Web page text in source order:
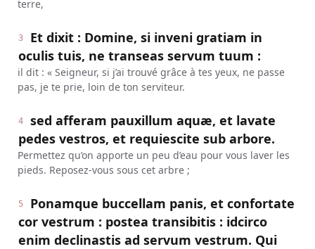
terre,
3
Et dixit : Domine, si inveni gratiam in
oculis tuis, ne transeas servum tuum :
il dit : « Seigneur, si j’ai trouvé grâce à tes yeux, ne passe
pas, je te prie, loin de ton serviteur.
4
sed afferam pauxillum aquæ, et lavate
pedes vestros, et requiescite sub arbore.
Permettez qu’on apporte un peu d’eau pour vous laver les
pieds. Reposez-vous sous cet arbre ;
5
Ponamque buccellam panis, et confortate
cor vestrum : postea transibitis : idcirco
enim declinastis ad servum vestrum. Qui